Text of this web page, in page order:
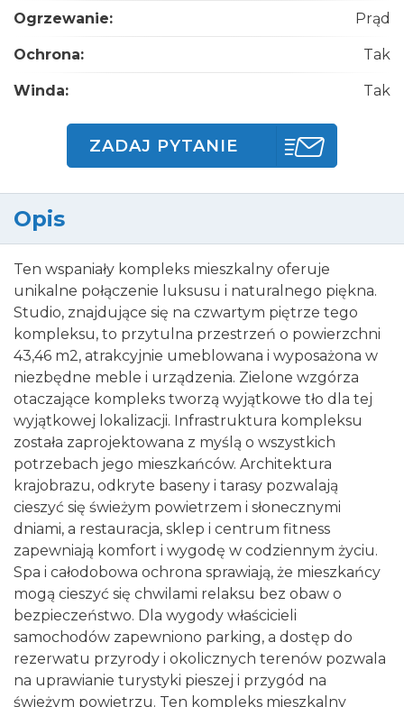
Ogrzewanie: Prąd
Ochrona: Tak
Winda: Tak
ZADAJ PYTANIE
Opis
Ten wspaniały kompleks mieszkalny oferuje
unikalne połączenie luksusu i naturalnego piękna.
Studio, znajdujące się na czwartym piętrze tego
kompleksu, to przytulna przestrzeń o powierzchni
43,46 m2, atrakcyjnie umeblowana i wyposażona w
niezbędne meble i urządzenia. Zielone wzgórza
otaczające kompleks tworzą wyjątkowe tło dla tej
wyjątkowej lokalizacji. Infrastruktura kompleksu
została zaprojektowana z myślą o wszystkich
potrzebach jego mieszkańców. Architektura
krajobrazu, odkryte baseny i tarasy pozwalają
cieszyć się świeżym powietrzem i słonecznymi
dniami, a restauracja, sklep i centrum fitness
zapewniają komfort i wygodę w codziennym życiu.
Spa i całodobowa ochrona sprawiają, że mieszkańcy
mogą cieszyć się chwilami relaksu bez obaw o
bezpieczeństwo. Dla wygody właścicieli
samochodów zapewniono parking, a dostęp do
rezerwatu przyrody i okolicznych terenów pozwala
na uprawianie turystyki pieszej i przygód na
świeżym powietrzu. Ten kompleks mieszkalny